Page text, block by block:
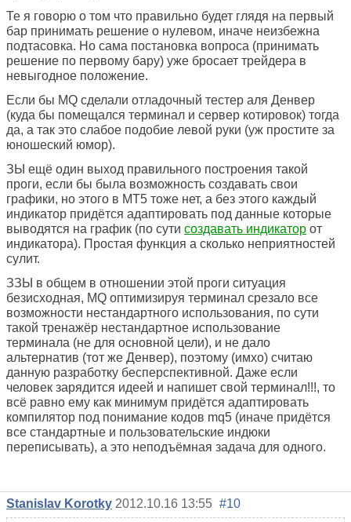
Те я говорю о том что правильно будет глядя на первый
бар принимать решение о нулевом, иначе неизбежна
подтасовка. Но сама постановка вопроса (принимать
решение по первому бару) уже бросает трейдера в
невыгодное положение.
Если бы MQ сделали отладочный тестер аля Денвер
(куда бы помещался терминал и сервер котировок) тогда
да, а так это слабое подобие левой руки (уж простите за
юношеский юмор).
ЗЫ ещё один выход правильного построения такой
проги, если бы была возможность создавать свои
графики, но этого в МТ5 тоже нет, а без этого каждый
индикатор придётся адаптировать под данные которые
выводятся на график (по сути создавать индикатор от
индикатора). Простая функция а сколько неприятностей
сулит.
ЗЗЫ в общем в отношении этой проги ситуация
безисходная, MQ оптимизируя терминал срезало все
возможности нестандартного использования, по сути
такой тренажёр нестандартное использование
терминала (не для основной цели), и не дало
альтернатив (тот же Денвер), поэтому (имхо) считаю
данную разработку бесперспективной. Даже если
человек зарядится идеей и напишет свой терминал!!!, то
всё равно ему как минимум придётся адаптировать
компилятор под понимание кодов mq5 (иначе придётся
все стандартные и пользовательские индюки
переписывать), а это неподъёмная задача для одного.
Stanislav Korotky 2012.10.16 13:55 #10